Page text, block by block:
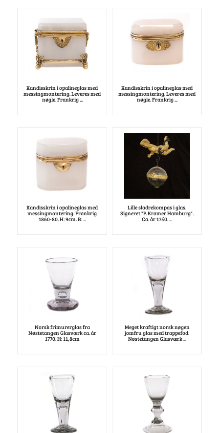
Kandisskrin i opalineglas med
messingmontering. Leveres med
nøgle. Frankrig ...
Kandisskrin i opalineglas med
messingmontering. Leveres med
nøgle. Frankrig ...
Kandisskrin i opalineglas med
messingmontering. Frankrig
1860-80. H: 9cm. B: ...
Lille sladrekompas i glas.
Signeret "P. Kramer Hamburg".
Ca. år 1750. ...
Norsk frimurerglas fra
Nøstetangen Glasværk ca. år
1770. H: 11,8cm
Meget kraftigt norsk nøgen
jomfru glas med trappefod.
Nøstetangen Glasværk ...